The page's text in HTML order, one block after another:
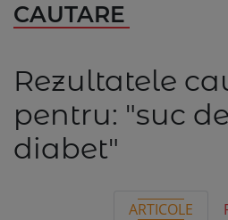
CAUTARE
Rezultatele
pentru: "suc
diabet"
ARTICOLE